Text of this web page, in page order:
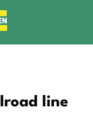
line